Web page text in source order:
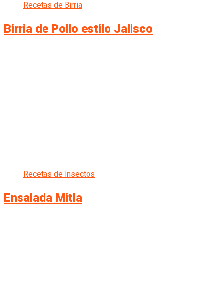
Recetas de Birria
Birria de Pollo estilo Jalisco
Recetas de Insectos
Ensalada Mitla